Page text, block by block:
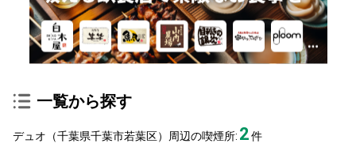
一覧から探す
デュオ（千葉県千葉市若葉区）周辺の喫煙所: 2件